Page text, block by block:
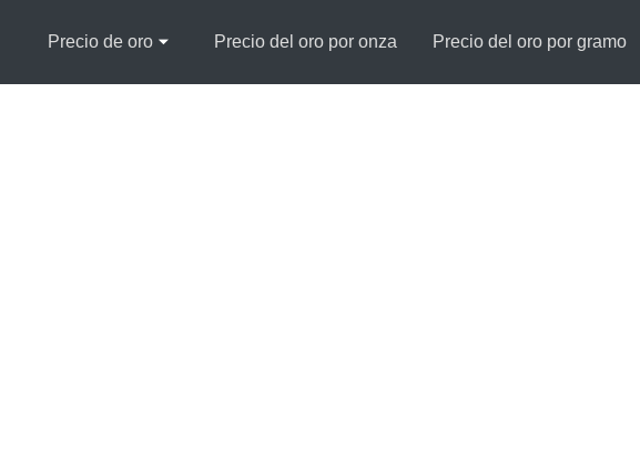
Precio de oro Precio del oro por onza Precio del oro por gramo